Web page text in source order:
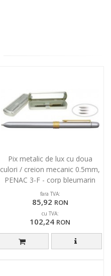
Pix metalic de lux cu doua
culori / creion mecanic 0.5mm,
PENAC 3-F - corp bleumarin
fara TVA:
85,92 RON
cu TVA:
102,24 RON